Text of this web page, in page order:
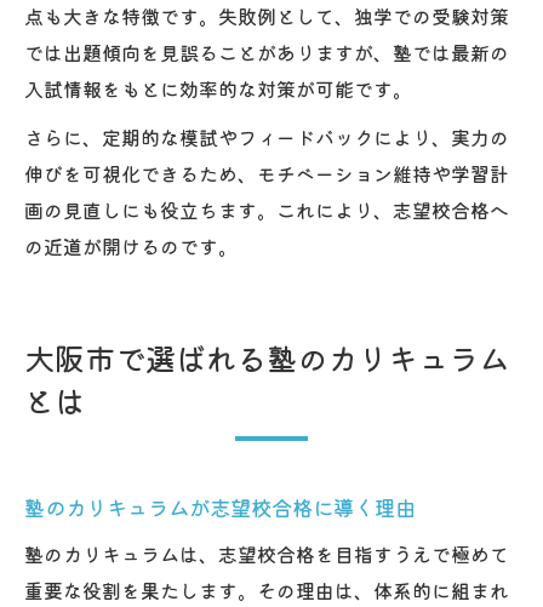
点も大きな特徴です。失敗例として、独学での受験対策
では出題傾向を見誤ることがありますが、塾では最新の
入試情報をもとに効率的な対策が可能です。
さらに、定期的な模試やフィードバックにより、実力の
伸びを可視化できるため、モチベーション維持や学習計
画の見直しにも役立ちます。これにより、志望校合格へ
の近道が開けるのです。
大阪市で選ばれる塾のカリキュラム
とは
塾のカリキュラムが志望校合格に導く理由
塾のカリキュラムは、志望校合格を目指すうえで極めて
重要な役割を果たします。その理由は、体系的に組まれ